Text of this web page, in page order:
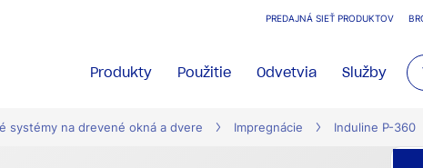
PREDAJNÁ SIEŤ PRODUKTOV
Produkty Použitie Odvetvia Služby
systémy na drevené okná a dvere Impregnácie Induline P-360